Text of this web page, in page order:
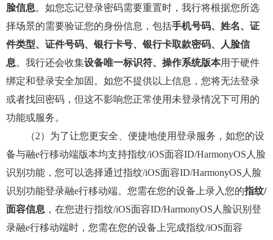
脸信息。如您忘记登录密码需要重置时，我行将根据您所选
择场景的需要验证您的身份信息，包括手机号码、姓名、证
件类型、证件号码、银行卡号、银行卡取款密码、人脸信
息。我行还会收集设备唯一标识符、操作系统版本用于硬件
绑定和登录安全加固。如您不提供以上信息，您将无法登录
或者找回密码，但这不影响您正常使用未登录情况下可用的
功能或服务。
（2）为了让您更安全、便捷地使用登录服务，如您的设
备与融e行移动端版本均支持指纹/iOS面容ID/HarmonyOS人脸
识别功能，您可以选择通过指纹/iOS面容ID/HarmonyOS人脸
识别功能登录融e行移动端。您需在您的设备上录入您的指纹/
面容信息 ，在您进行指纹/iOS面容ID/HarmonyOS人脸识别登
录融e行移动端时，您需在您的设备上完成指纹/iOS面容